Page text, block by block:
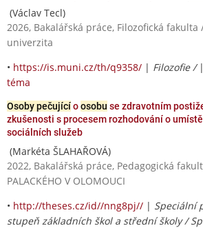
(Václav Tecl)
2026, Bakalářská práce, Filozofická fakulta
univerzita
• https://is.muni.cz/th/q9358/ | Filozofie / |
téma
Osoby pečujícíoosobu se zdravotním
zkušenosti s procesem rozhodování o
sociálních služeb
(Markéta ŠLAHAŘOVÁ)
2022, Bakalářská práce, Pedagogická
PALACKÉHO V OLOMOUCI
• http://theses.cz/id//nng8pj// | Speciální
stupeň základních škol a střední školy /